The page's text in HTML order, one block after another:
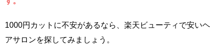
1000円カットに不安があるなら、楽天ビューティで安いヘ
アサロンを探してみましょう。